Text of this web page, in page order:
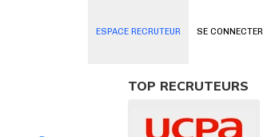
SE CONNECTER
ESPACE RECRUTEUR
TOP RECRUTEURS